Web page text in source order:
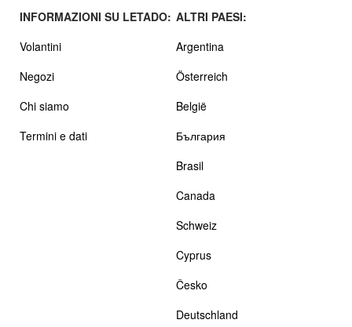
INFORMAZIONI SU LETADO:
Volantini
Negozi
Chi siamo
Termini e dati
ALTRI PAESI:
Argentina
Österreich
België
България
Brasil
Canada
Schweiz
Cyprus
Česko
Deutschland